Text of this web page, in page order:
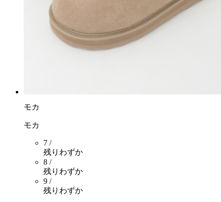
モカ
モカ
7 /
残りわずか
8 /
残りわずか
9 /
残りわずか